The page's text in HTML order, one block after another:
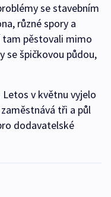
se stavebním
různé spory a
pěstovali mimo
se špičkovou půdou,
v květnu vyjelo
tři a půl
dodavatelské